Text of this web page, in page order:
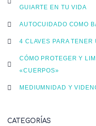
GUIARTE EN TU VIDA
AUTOCUIDADO COMO
4 CLAVES PARA TENER
CÓMO PROTEGER Y
«CUERPOS»
MEDIUMNIDAD Y
CATEGORÍAS